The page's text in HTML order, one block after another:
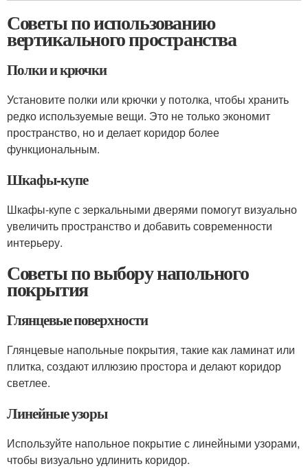
Советы по использованию
вертикального пространства
Полки и крючки
Установите полки или крючки у потолка, чтобы хранить
редко используемые вещи. Это не только экономит
пространство, но и делает коридор более
функциональным.
Шкафы-купе
Шкафы-купе с зеркальными дверями помогут визуально
увеличить пространство и добавить современности
интерьеру.
Советы по выбору напольного
покрытия
Глянцевые поверхности
Глянцевые напольные покрытия, такие как ламинат или
плитка, создают иллюзию простора и делают коридор
светлее.
Линейные узоры
Используйте напольное покрытие с линейными узорами,
чтобы визуально удлинить коридор.